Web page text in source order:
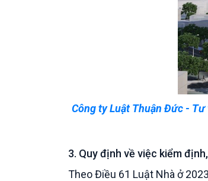
Công ty Luật Thuận Đức -
3. Quy định về việc kiểm
Theo Điều 61 Luật Nhà ở